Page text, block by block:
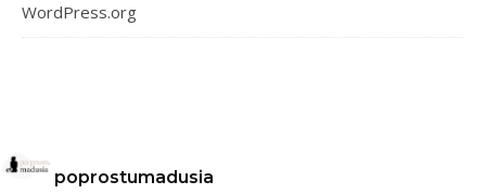
WordPress.org
poprostumadusia